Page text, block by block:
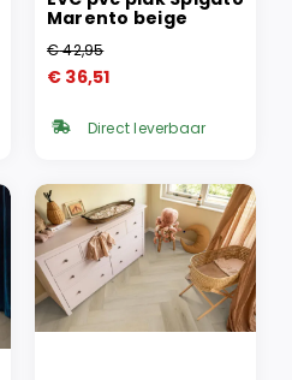
Marento beige
€42,95
Oorspronkelijke
was:
€ 36,51
Huidige
is: Direct leverbaar